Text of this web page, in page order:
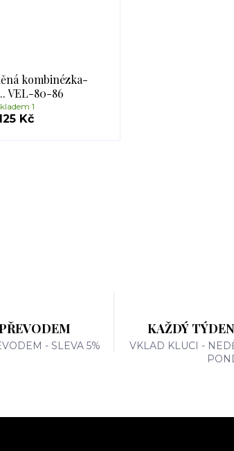
kombinézka-
VEL-80-86
Kč
1
- SLEVA 5%
KAŽDÝ
VKLAD KLUCI -